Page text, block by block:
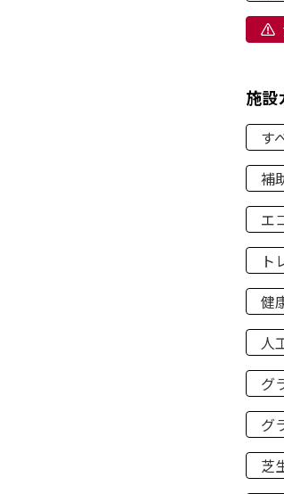
施設
す
補
エ
ト
健
人
グ
グ
芝